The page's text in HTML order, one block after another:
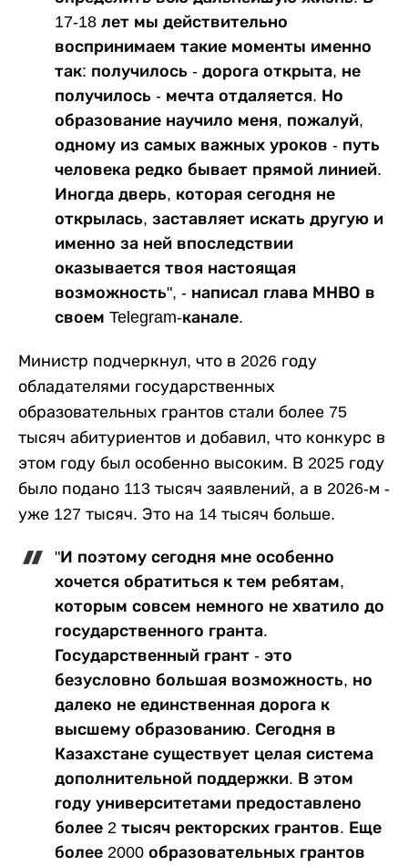
17-18 лет мы действительно
воспринимаем такие моменты именно
так: получилось - дорога открыта, не
получилось - мечта отдаляется. Но
образование научило меня, пожалуй,
одному из самых важных уроков - путь
человека редко бывает прямой линией.
Иногда дверь, которая сегодня не
открылась, заставляет искать другую и
именно за ней впоследствии
оказывается твоя настоящая
возможность", - написал глава МНВО в
своем Telegram-канале.
Министр подчеркнул, что в 2026 году
обладателями государственных
образовательных грантов стали более 75
тысяч абитуриентов и добавил, что конкурс в
этом году был особенно высоким. В 2025 году
было подано 113 тысяч заявлений, а в 2026-м -
уже 127 тысяч. Это на 14 тысяч больше.
"И поэтому сегодня мне особенно
хочется обратиться к тем ребятам,
которым совсем немного не хватило до
государственного гранта.
Государственный грант - это
безусловно большая возможность, но
далеко не единственная дорога к
высшему образованию. Сегодня в
Казахстане существует целая система
дополнительной поддержки. В этом
году университетами предоставлено
более 2 тысяч ректорских грантов. Еще
более 2000 образовательных грантов